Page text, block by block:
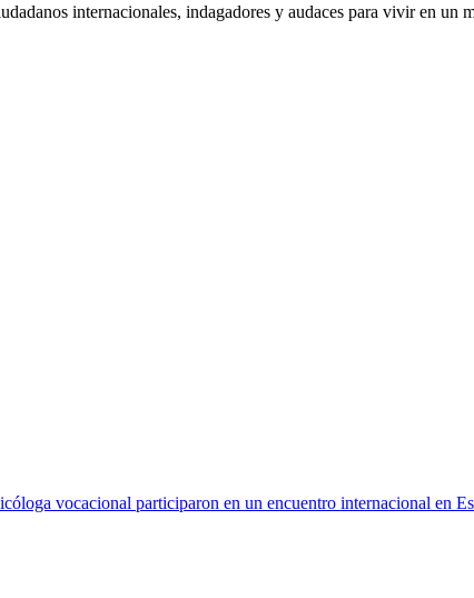
internacionales, indagadores y audaces para vivir en
vocacional participaron en un encuentro internacional en